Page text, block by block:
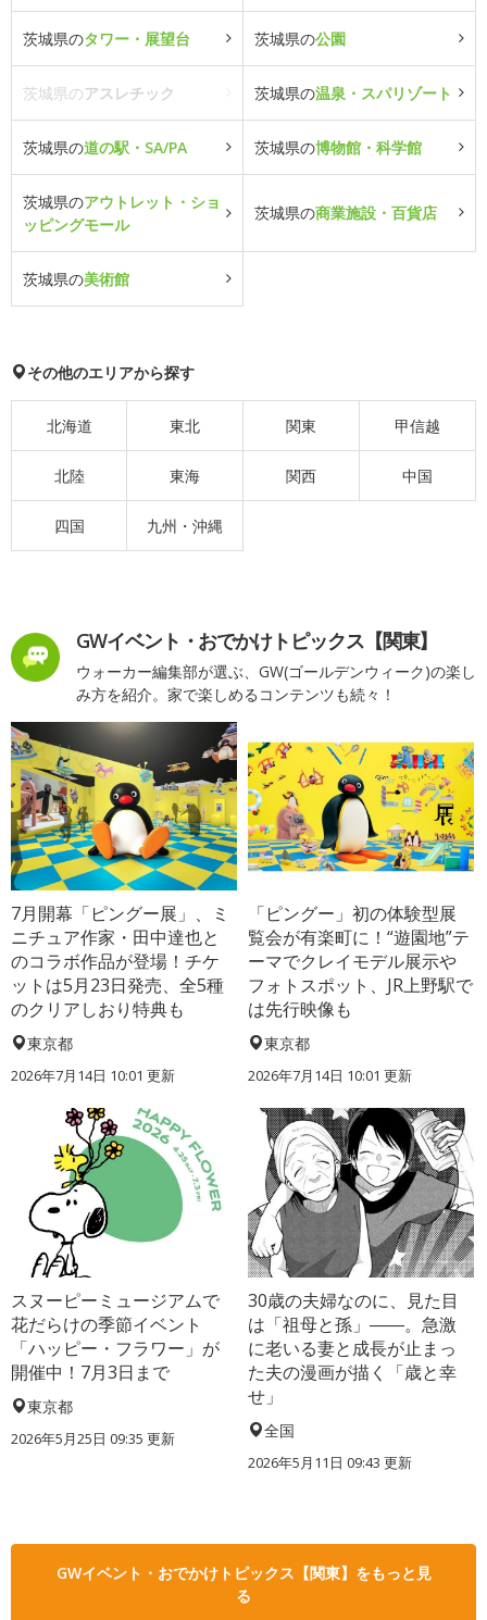
茨城県のタワー・展望台 茨城県の公園
茨城県のアスレチック 茨城県の温泉・スパリゾート
茨城県の道の駅・SA/PA 茨城県の博物館・科学館
茨城県のアウトレット・ショ
ッピングモール
茨城県の商業施設・百貨店
茨城県の美術館
その他のエリアから探す
北海道 東北 関東 甲信越
北陸 東海 関西 中国
四国 九州・沖縄
GWイベント・おでかけトピックス【関東】
ウォーカー編集部が選ぶ、GW(ゴールデンウィーク)の楽し
み方を紹介。家で楽しめるコンテンツも続々！
7月開幕「ピングー展」、ミ
ニチュア作家・田中達也と
のコラボ作品が登場！チケ
ットは5月23日発売、全5種
のクリアしおり特典も
東京都
2026年7月14日 10:01 更新
「ピングー」初の体験型展
覧会が有楽町に！“遊園地”テ
ーマでクレイモデル展示や
フォトスポット、JR上野駅で
は先行映像も
東京都
2026年7月14日 10:01 更新
スヌーピーミュージアムで
花だらけの季節イベント
「ハッピー・フラワー」が
開催中！7月3日まで
東京都
2026年5月25日 09:35 更新
30歳の夫婦なのに、見た目
は「祖母と孫」――。急激
に老いる妻と成長が止まっ
た夫の漫画が描く「歳と幸
せ」
全国
2026年5月11日 09:43 更新
GWイベント・おでかけトピックス【関東】をもっと見
る